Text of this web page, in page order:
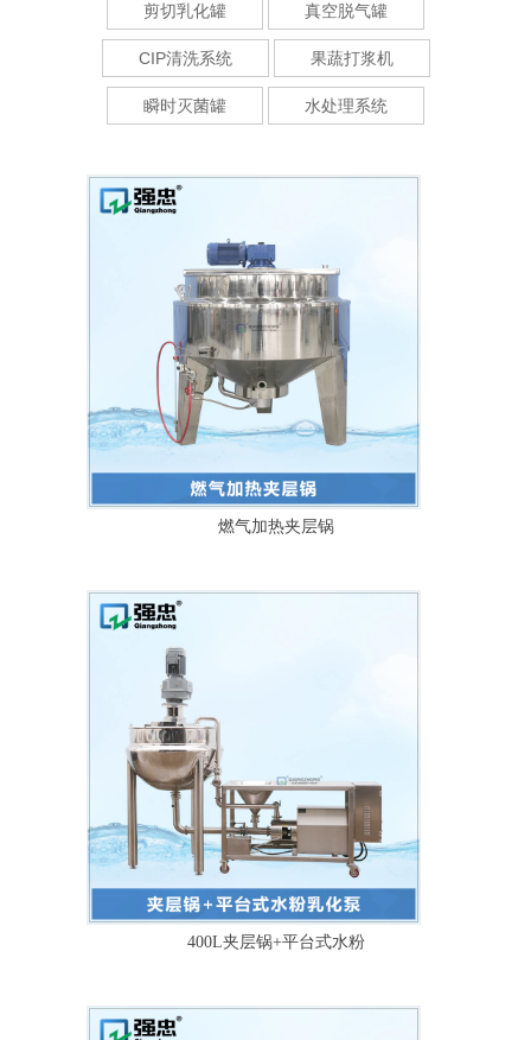
剪切乳化罐 真空脱气罐
CIP清洗系统 果蔬打浆机
瞬时灭菌罐 水处理系统
燃气加热夹层锅
400L夹层锅+平台式水粉